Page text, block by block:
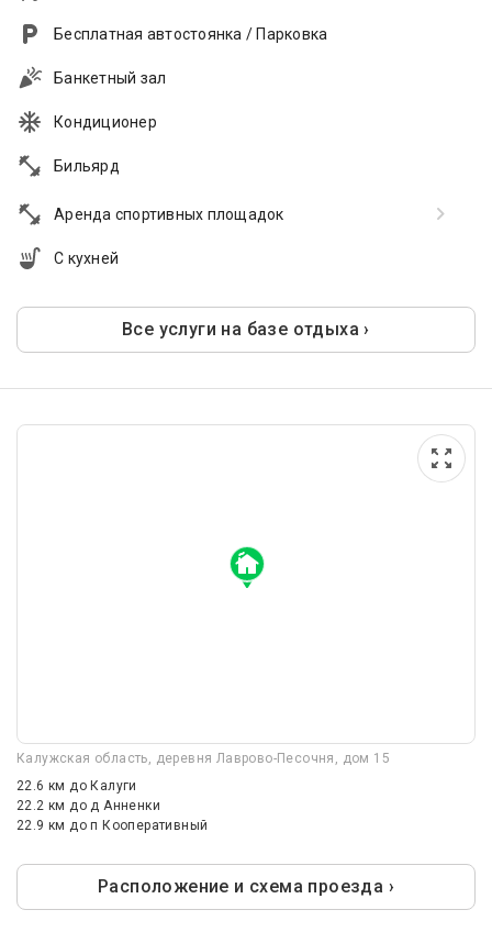
Бесплатная автостоянка / Парковка
Банкетный зал
Кондиционер
Бильярд
Аренда спортивных площадок
С кухней
Все услуги на базе отдыха ›
Калужская область, деревня Лаврово-Песочня, дом 15
22.6 кмдо Калуги
22.2 кмдо д Анненки
22.9 кмдо п Кооперативный
Расположение и схема проезда ›